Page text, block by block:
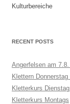
Kulturbereiche
RECENT POSTS
Angerfelsen am
Klettern
Kletterkurs
Kletterkurs Montags